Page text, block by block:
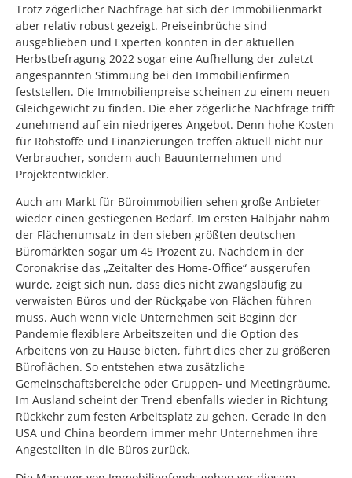
Trotz zögerlicher Nachfrage hat sich der Immobilienmarkt
aber relativ robust gezeigt. Preiseinbrüche sind
ausgeblieben und Experten konnten in der aktuellen
Herbstbefragung 2022 sogar eine Aufhellung der zuletzt
angespannten Stimmung bei den Immobilienfirmen
feststellen. Die Immobilienpreise scheinen zu einem neuen
Gleichgewicht zu finden. Die eher zögerliche Nachfrage trifft
zunehmend auf ein niedrigeres Angebot. Denn hohe Kosten
für Rohstoffe und Finanzierungen treffen aktuell nicht nur
Verbraucher, sondern auch Bauunternehmen und
Projektentwickler.
Auch am Markt für Büroimmobilien sehen große Anbieter
wieder einen gestiegenen Bedarf. Im ersten Halbjahr nahm
der Flächenumsatz in den sieben größten deutschen
Büromärkten sogar um 45 Prozent zu. Nachdem in der
Coronakrise das „Zeitalter des Home-Office“ ausgerufen
wurde, zeigt sich nun, dass dies nicht zwangsläufig zu
verwaisten Büros und der Rückgabe von Flächen führen
muss. Auch wenn viele Unternehmen seit Beginn der
Pandemie flexiblere Arbeitszeiten und die Option des
Arbeitens von zu Hause bieten, führt dies eher zu größeren
Büroflächen. So entstehen etwa zusätzliche
Gemeinschaftsbereiche oder Gruppen- und Meetingräume.
Im Ausland scheint der Trend ebenfalls wieder in Richtung
Rückkehr zum festen Arbeitsplatz zu gehen. Gerade in den
USA und China beordern immer mehr Unternehmen ihre
Angestellten in die Büros zurück.